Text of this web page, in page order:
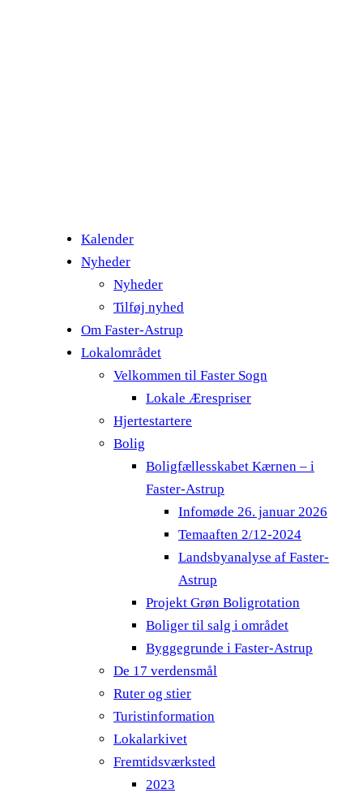
Kalender
Nyheder
Nyheder
Tilføj nyhed
Om Faster-Astrup
Lokalområdet
Velkommen til Faster Sogn
Lokale Ærespriser
Hjertestartere
Bolig
Boligfællesskabet Kærnen – i
Faster-Astrup
Infomøde 26. januar 2026
Temaaften 2/12-2024
Landsbyanalyse af Faster-
Astrup
Projekt Grøn Boligrotation
Boliger til salg i området
Byggegrunde i Faster-Astrup
De 17 verdensmål
Ruter og stier
Turistinformation
Lokalarkivet
Fremtidsværksted
2023